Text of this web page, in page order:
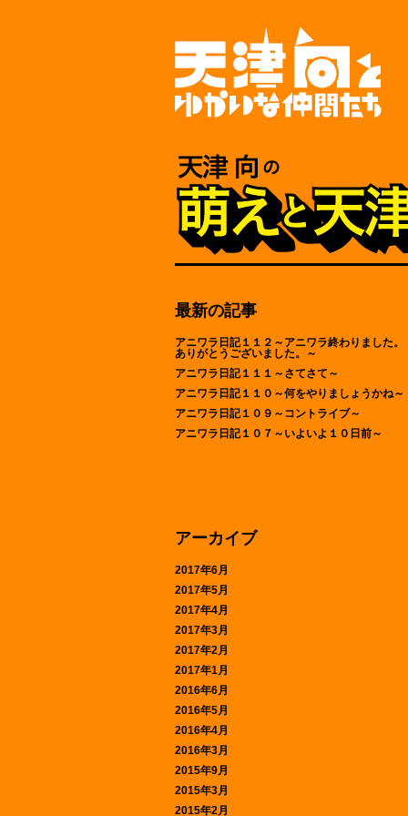
最新の記事
アニワラ日記１１２～アニワラ終わりました。
ありがとうございました。～
アニワラ日記１１１～さてさて～
アニワラ日記１１０～何をやりましょうかね～
アニワラ日記１０９～コントライブ～
アニワラ日記１０７～いよいよ１０日前～
アーカイブ
2017年6月
2017年5月
2017年4月
2017年3月
2017年2月
2017年1月
2016年6月
2016年5月
2016年4月
2016年3月
2015年9月
2015年3月
2015年2月